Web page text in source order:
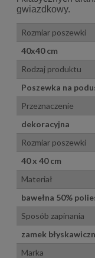
gwiazdkowy.
Rozmiar poszewki
40x40 cm
Rodzaj produktu
Poszewka na
Przeznaczenie
dekoracyjna
Rozmiar poszewki
40 x 40 cm
Materiał
bawełna 50%
Sposób zapinania
zamek
Marka